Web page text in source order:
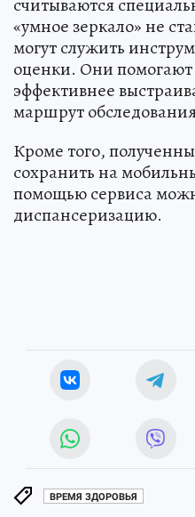
считываются
«умное зеркало» не
могут служить
оценки. Они
эффективнее
маршрут
Кроме того,
сохранить на
помощью сервиса
диспансеризацию.
ВРЕМЯ ЗДОРОВЬЯ